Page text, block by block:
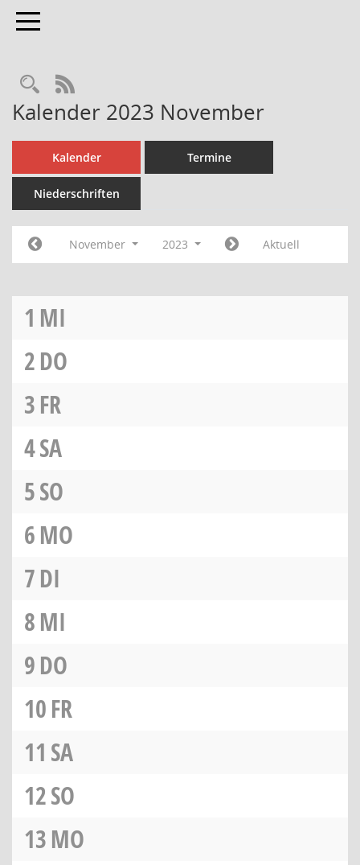
Toggle navigation
Rechercheauswahl
RSS-Feed
Kalender 2023 November
Kalender Termine
Niederschriften
November 2023 Aktuell
1 MI
2DO
3FR
4SA
5SO
6MO
7DI
8MI
9DO
10FR
11 SA
12SO
13MO